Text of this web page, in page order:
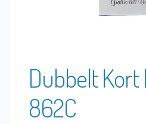
Dubbelt Kort
862C